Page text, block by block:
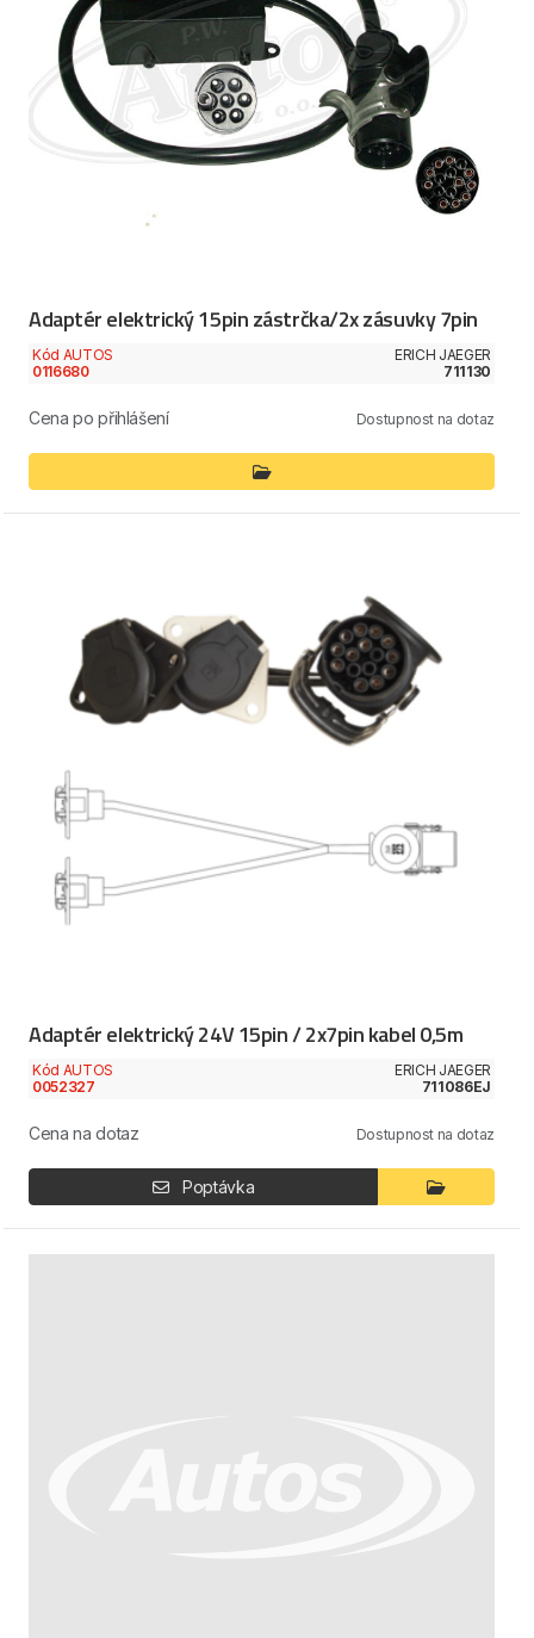
Adaptér elektrický 15pin zástrčka/2x zásuvky 7pin
Kód AUTOS
0116680
ERICH JAEGER
711130
Cena po přihlášení Dostupnost na dotaz
Adaptér elektrický 24V 15pin / 2x7pin kabel 0,5m
Kód AUTOS
0052327
ERICH JAEGER
711086EJ
Cena na dotaz Dostupnost na dotaz
Poptávka